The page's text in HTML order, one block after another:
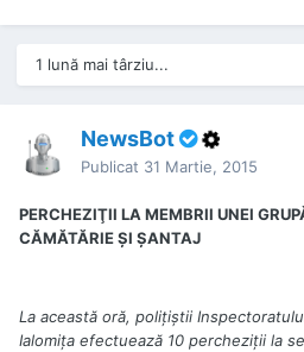
1 lună mai târziu...
NewsBot
Publicat 31 Martie, 2015
PERCHEZIŢII LA MEMBRII UNEI
CĂMĂTĂRIE ŞI ŞANTAJ
La această oră, poliţiştii
Ialomiţa efectuează 10 percheziţii la